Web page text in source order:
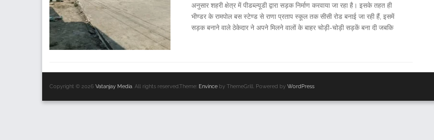
अनुसार शहरी क्षेत्र में पीडब्ल्यूडी द्वारा सड़क निर्माण करवाया जा रहा है। इसके तहत ही
भीण्डर के रामपोल बस स्टेण्ड से राणा प्रताप स्कूल तक सीसी रोड बनाई जा रही हैं, इसमें
सड़क बनाने वाले ठेकेदार ने अपने मिलने वालों के बाहर चोड़ी-चोड़ी सड़कें बना दी जबकि
Copyright © 2026 Vatanjay Media. All rights reserved.Theme: Envince by ThemeGrill. Powered by WordPress